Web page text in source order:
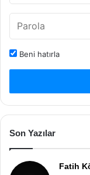
Beni hatırla
Son Yazılar
Fatih